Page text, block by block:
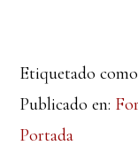
Etiquetado
Publicado en:
Portada